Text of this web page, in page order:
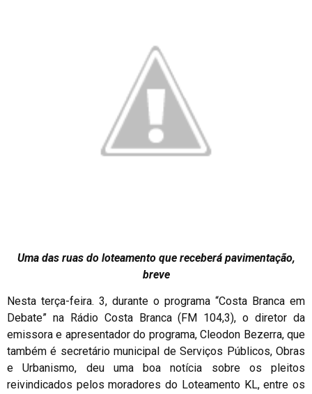
Uma das ruas do loteamento que receberá pavimentação,
breve
Nesta terça-feira. 3, durante o programa “Costa Branca em
Debate” na Rádio Costa Branca (FM 104,3), o diretor da
emissora e apresentador do programa, Cleodon Bezerra, que
também é secretário municipal de Serviços Públicos, Obras
e Urbanismo, deu uma boa notícia sobre os pleitos
reivindicados pelos moradores do Loteamento KL, entre os